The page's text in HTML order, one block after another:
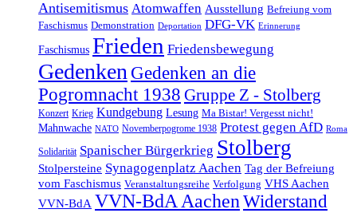
Antisemitismus Atomwaffen Ausstellung Befreiung vom
Faschismus Demonstration Deportation DFG-VK Erinnerung
Faschismus Frieden Friedensbewegung
Gedenken Gedenken an die
Pogromnacht 1938 Gruppe Z - Stolberg
Konzert Krieg Kundgebung Lesung Ma Bistar! Vergesst nicht!
Mahnwache NATO Novemberpogrome 1938 Protest gegen AfD Roma
Solidarität Spanischer Bürgerkrieg Stolberg
Stolpersteine Synagogenplatz Aachen Tag der Befreiung
vom Faschismus Veranstaltungsreihe Verfolgung VHS Aachen
VVN-BdA VVN-BdA AachenWiderstand